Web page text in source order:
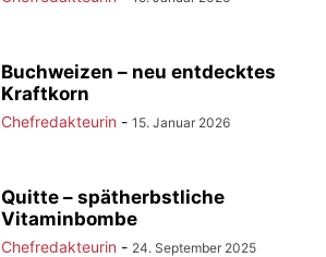
Buchweizen – neu entdecktes
Kraftkorn
Chefredakteurin - 15. Januar 2026
Quitte – spätherbstliche
Vitaminbombe
Chefredakteurin - 24. September 2025